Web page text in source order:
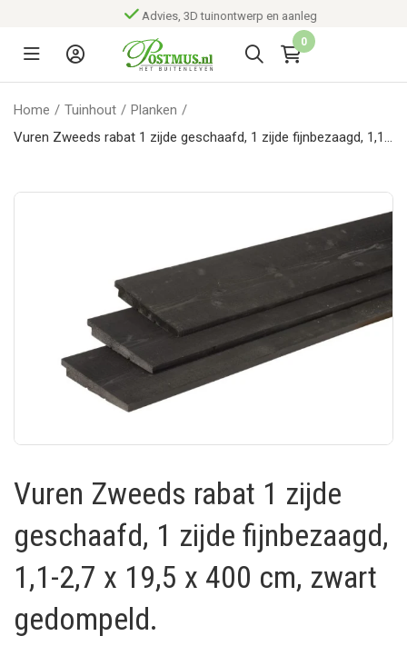
Advies, 3D tuinontwerp en aanleg
0
Home / Tuinhout / Planken /
Vuren Zweeds rabat 1 zijde geschaafd, 1 zijde fijnbezaagd, 1,1-
Vuren Zweeds rabat 1 zijde
geschaafd, 1 zijde fijnbezaagd,
1,1-2,7 x 19,5 x 400 cm, zwart
gedompeld.